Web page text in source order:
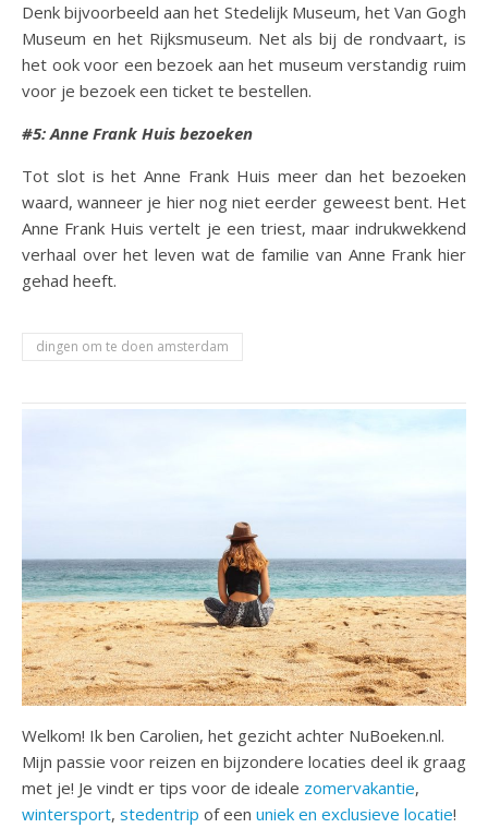
Denk bijvoorbeeld aan het Stedelijk Museum, het Van Gogh
Museum en het Rijksmuseum. Net als bij de rondvaart, is
het ook voor een bezoek aan het museum verstandig ruim
voor je bezoek een ticket te bestellen.
#5: Anne Frank Huis bezoeken
Tot slot is het Anne Frank Huis meer dan het bezoeken
waard, wanneer je hier nog niet eerder geweest bent. Het
Anne Frank Huis vertelt je een triest, maar indrukwekkend
verhaal over het leven wat de familie van Anne Frank hier
gehad heeft.
dingen om te doen amsterdam
Welkom! Ik ben Carolien, het gezicht achter NuBoeken.nl.
Mijn passie voor reizen en bijzondere locaties deel ik graag
met je! Je vindt er tips voor de ideale zomervakantie,
wintersport, stedentrip of een uniek en exclusieve locatie!